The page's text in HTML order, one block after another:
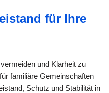
für Ihre
und Klarheit zu
familiäre Gemeinschaften
Schutz und Stabilität in